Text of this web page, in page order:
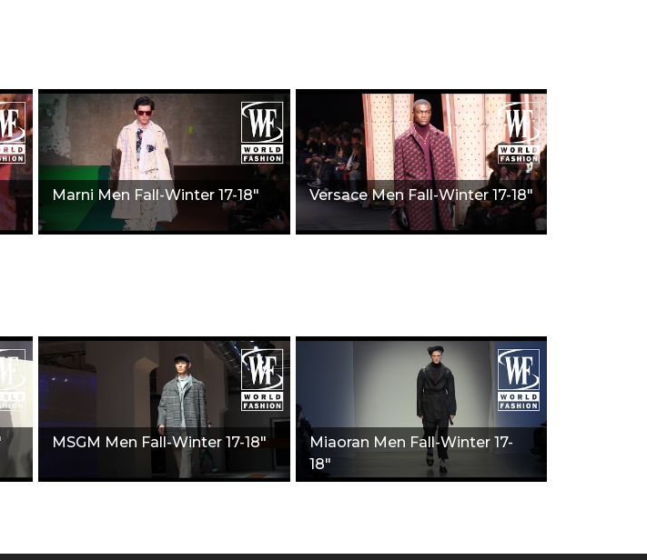
Marni Men Fall-Winter 17-18" Versace Men Fall-Winter 17-18"
MSGM Men Fall-Winter 17-18"
Miaoran Men Fall-Winter 17-
18"